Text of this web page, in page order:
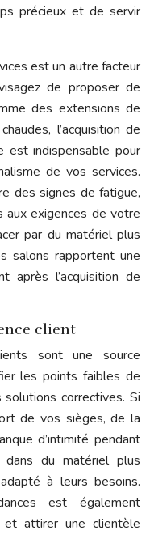
précieux et de servir
est un autre facteur
de proposer de
des extensions de
l’acquisition de
est indispensable pour
de vos services.
des signes de fatigue,
exigences de votre
par du matériel plus
salons rapportent une
après l’acquisition de
client
sont une source
les points faibles de
correctives. Si
de vos sièges, de la
d’intimité pendant
du matériel plus
à leurs besoins.
est également
attirer une clientèle